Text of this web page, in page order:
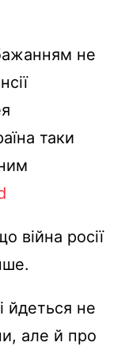
не
таки
війна росії
йдеться не
але й про